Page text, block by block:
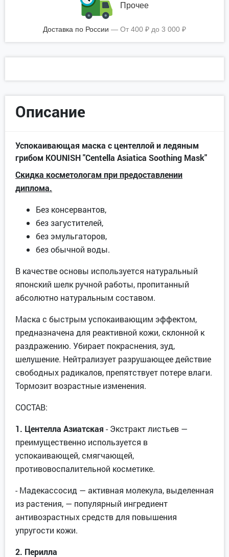
Прочее
Доставка по России От 400 ₽ до 3 000 ₽
Описание
Успокаивающая маска с центеллой и ледяным
грибом KOUNISH "Centella Asiatica Soothing Mask"
Скидка косметологам при предоставлении
диплома.
Без консервантов,
без загустителей,
без эмульгаторов,
без обычной воды.
В качестве основы используется натуральный
японский шелк ручной работы, пропитанный
абсолютно натуральным составом.
Маска с быстрым успокаивающим эффектом,
предназначена для реактивной кожи, склонной к
раздражению. Убирает покраснения, зуд,
шелушение. Нейтрализует разрушающее действие
свободных радикалов, препятствует потере влаги.
Тормозит возрастные изменения.
СОСТАВ:
1. Центелла Азиатская - Экстракт листьев —
преимущественно используется в
успокаивающей, смягчающей,
противовоспалительной косметике.
- Мадекассосид — активная молекула, выделенная
из растения, — популярный ингредиент
антивозрастных средств для повышения
упругости кожи.
2. Перилла